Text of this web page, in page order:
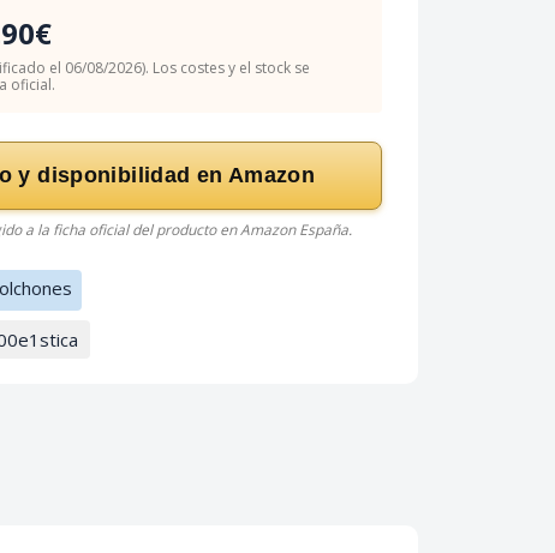
el 06/08/2026). Los costes y el stock se
oficial.
y disponibilidad en Amazon
a la ficha oficial del producto en Amazon España.